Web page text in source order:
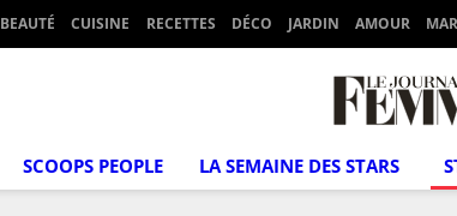
BEAUTÉ CUISINE RECETTES DÉCO JARDIN AMOUR
SCOOPS PEOPLE LA SEMAINE DES STARS